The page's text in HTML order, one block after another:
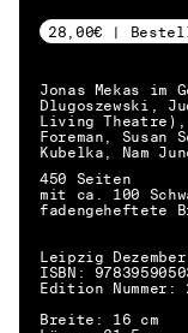
28,00€ |
Jonas Mekas im
Dlugoszewski,
Living
Foreman, Susan
Kubelka, Nam
450 Seiten
mit ca. 100
fadengeheftete
Leipzig
ISBN:
Edition Nummer:
Breite: 16 cm